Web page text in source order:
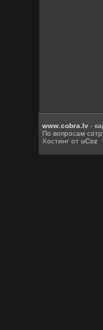
www.cobra.lv -
По вопросам
Хостинг отuCoz